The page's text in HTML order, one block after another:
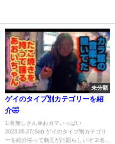
未分類
ゲイのタイプ別カテゴリーを紹
介🤣
1:名無しさん＠おカマいっぱい
2023.05.27(Sat) ゲイのタイプ別カテゴリ
ーを紹介🤣って動画が話題らしいぞ 2:名...